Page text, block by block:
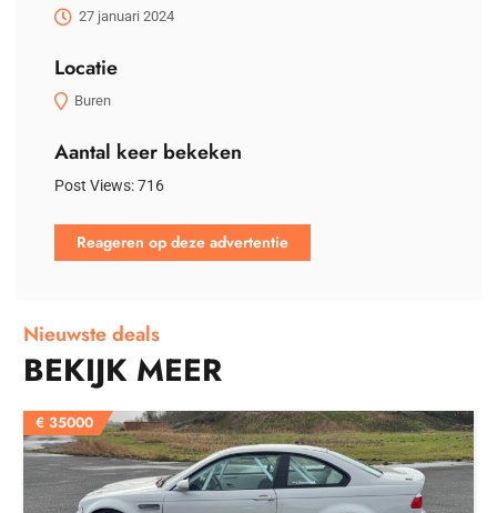
27 januari 2024
Locatie
Buren
Aantal keer bekeken
Post Views:716
Reageren op deze advertentie
Nieuwste deals
BEKIJK MEER
€ 35000